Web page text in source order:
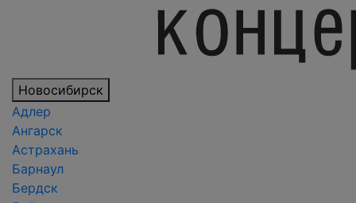
Новосибирск
Адлер
Ангарск
Астрахань
Барнаул
Бердск